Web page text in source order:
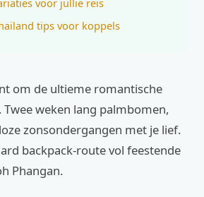
voor jullie reis
tips voor koppels
om de ultieme romantische
Twee weken lang palmbomen,
zonsondergangen met je lief.
backpack-route vol feestende
Phangan.